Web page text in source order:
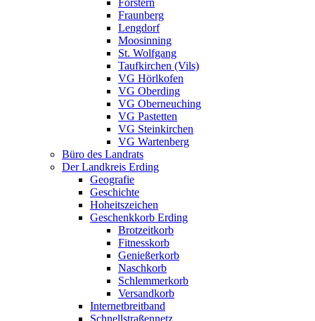
Forstern
Fraunberg
Lengdorf
Moosinning
St. Wolfgang
Taufkirchen (Vils)
VG Hörlkofen
VG Oberding
VG Oberneuching
VG Pastetten
VG Steinkirchen
VG Wartenberg
Büro des Landrats
Der Landkreis Erding
Geografie
Geschichte
Hoheitszeichen
Geschenkkorb Erding
Brotzeitkorb
Fitnesskorb
Genießerkorb
Naschkorb
Schlemmerkorb
Versandkorb
Internetbreitband
Schnellstraßennetz